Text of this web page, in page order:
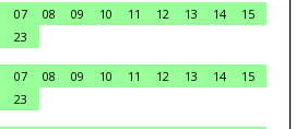
07 08 09 10 11 12 13 14
15
23
07 08 09 10 11 12 13 14
15
23